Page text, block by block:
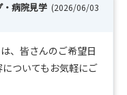
・病院見学 (2026/06/03
、皆さんのご希望日
ついてもお気軽にご